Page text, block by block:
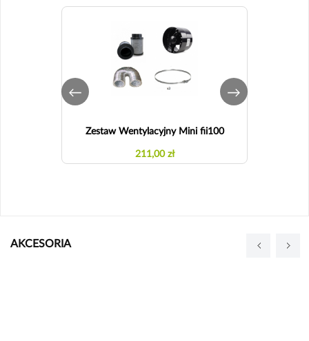
Zestaw Wentylacyjny Mini fii100
211,00 zł
AKCESORIA